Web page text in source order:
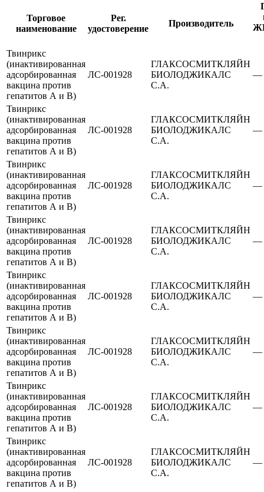
Торговое
наименование
Рег.
удостоверение
Производитель
Твинрикс
(инактивированная
адсорбированная
вакцина против
гепатитов А и В)
ЛС-001928
ГЛАКСОСМИТКЛЯЙН
БИОЛОДЖИКАЛС
С.А.
—
Твинрикс
(инактивированная
адсорбированная
вакцина против
гепатитов А и В)
ЛС-001928
ГЛАКСОСМИТКЛЯЙН
БИОЛОДЖИКАЛС
С.А.
—
Твинрикс
(инактивированная
адсорбированная
вакцина против
гепатитов А и В)
ЛС-001928
ГЛАКСОСМИТКЛЯЙН
БИОЛОДЖИКАЛС
С.А.
—
Твинрикс
(инактивированная
адсорбированная
вакцина против
гепатитов А и В)
ЛС-001928
ГЛАКСОСМИТКЛЯЙН
БИОЛОДЖИКАЛС
С.А.
—
Твинрикс
(инактивированная
адсорбированная
вакцина против
гепатитов А и В)
ЛС-001928
ГЛАКСОСМИТКЛЯЙН
БИОЛОДЖИКАЛС
С.А.
—
Твинрикс
(инактивированная
адсорбированная
вакцина против
гепатитов А и В)
ЛС-001928
ГЛАКСОСМИТКЛЯЙН
БИОЛОДЖИКАЛС
С.А.
—
Твинрикс
(инактивированная
адсорбированная
вакцина против
гепатитов А и В)
ЛС-001928
ГЛАКСОСМИТКЛЯЙН
БИОЛОДЖИКАЛС
С.А.
—
Твинрикс
(инактивированная
адсорбированная
вакцина против
гепатитов А и В)
ЛС-001928
ГЛАКСОСМИТКЛЯЙН
БИОЛОДЖИКАЛС
С.А.
—